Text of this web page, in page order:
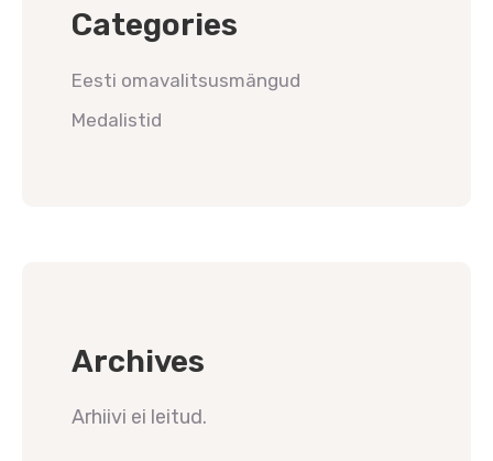
Categories
Eesti omavalitsusmängud
Medalistid
Archives
Arhiivi ei leitud.